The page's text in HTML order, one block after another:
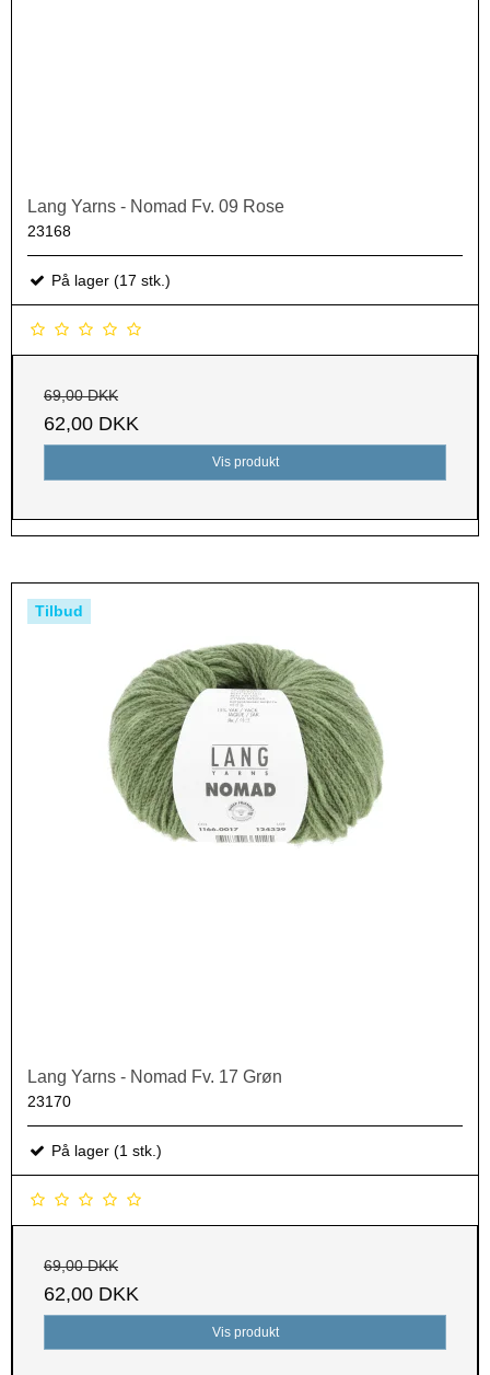
Lang Yarns - Nomad Fv. 09 Rose
23168
På lager (17 stk.)
69,00 DKK
62,00 DKK
Vis produkt
Tilbud
Lang Yarns - Nomad Fv. 17 Grøn
23170
På lager (1 stk.)
69,00 DKK
62,00 DKK
Vis produkt